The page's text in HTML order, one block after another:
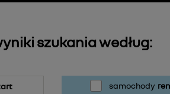
szukania według:
samochody